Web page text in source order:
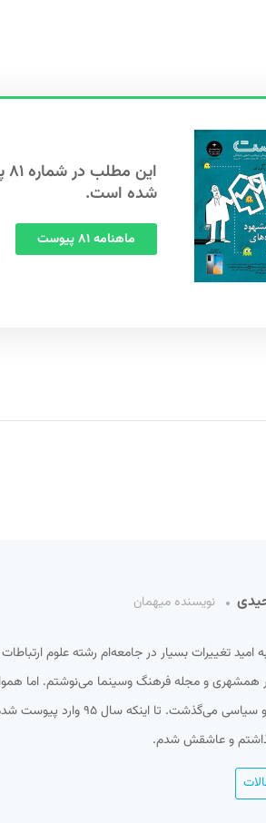
شده است.
ماهنامه ۸۱ پیوست
نویسنده میهمان
۸۷ به امید تغییرات بسیار در جامعه‌ام رشته علوم
همشهری و مجله فرهنگ وسینما می‌نوشتم. اما
اجتماعی و سیاسی می‌گذشت.
و عاشقش شدم.